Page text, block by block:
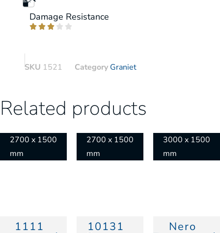
Damage Resistance
    
SKU 1521 Category Graniet
Related products
2700 x 1500
mm
1111
2700 x 1500
mm
10131
3000 x 1500
mm
Nero